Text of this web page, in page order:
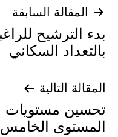
تصفّح
المقالات
المقالة السابقة
بدء الترشيح
بالتعداد السكاني
المقالة التالية
المستوى الخامس